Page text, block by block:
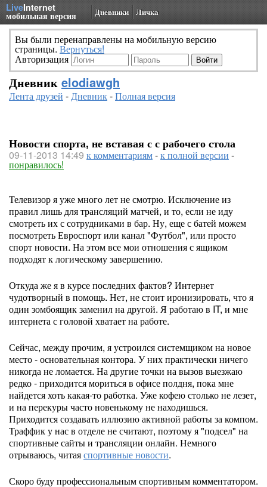
LiveInternet
мобильная версия Дневники Личка
Вы были перенаправлены на мобильную версию
страницы. Вернуться!
Авторизация
Дневник elodiawgh
Лента друзей -Дневник-Полная версия
Новости спорта, не вставая с с рабочего стола
09-11-2013 14:49 к комментариям-к полной версии -
понравилось!
Телевизор я уже много лет не смотрю. Исключение из
правил лишь для трансляций матчей, и то, если не иду
смотреть их с сотрудниками в бар. Ну, еще с батей можем
посмотреть Евроспорт или канал "Футбол", или просто
спорт новости. На этом все мои отношения с ящиком
подходят к логическому завершению.
Откуда же я в курсе последних фактов? Интернет
чудотворный в помощь. Нет, не стоит иронизировать, что я
один зомбоящик заменил на другой. Я работаю в IT, и мне
интернета с головой хватает на работе.
Сейчас, между прочим, я устроился системщиком на новое
место - основательная контора. У них практически ничего
никогда не ломается. На другие точки на вызов выезжаю
редко - приходится мориться в офисе полдня, пока мне
найдется хоть какая-то работка. Уже кофею столько не лезет,
и на перекуры часто новенькому не находишься.
Приходится создавать иллюзию активной работы за компом.
Траффик у нас в отделе не считают, поэтому я "подсел" на
спортивные сайты и трансляции онлайн. Немного
отрываюсь, читаяспортивные новости.
Скоро буду профессиональным спортивным комментатором.